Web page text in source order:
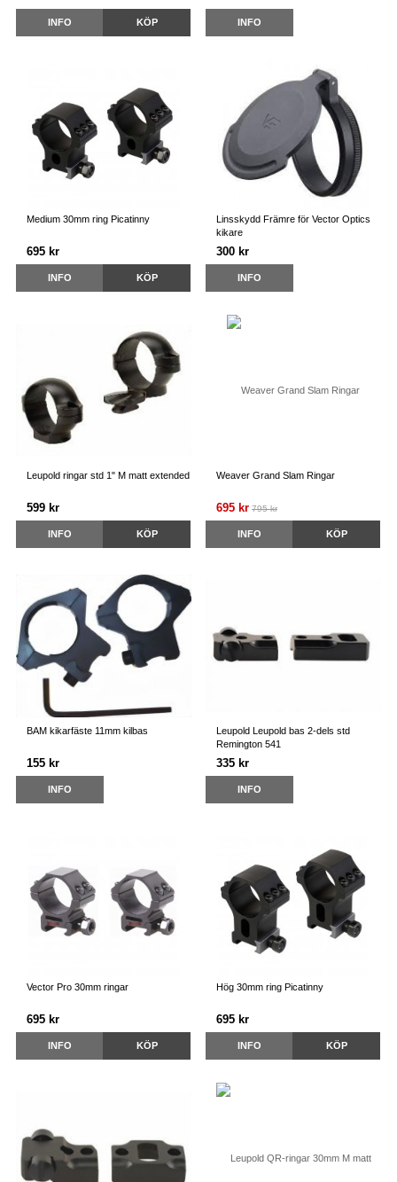
INFO KÖP INFO
Medium 30mm ring Picatinny
695 kr
INFO KÖP
Linsskydd Främre för Vector Optics
kikare
300 kr
INFO
Leupold ringar std 1" M matt extended
599 kr
INFO KÖP
Weaver Grand Slam Ringar
695 kr 795 kr
INFO KÖP
BAM kikarfäste 11mm kilbas
155 kr
INFO
Leupold Leupold bas 2-dels std
Remington 541
335 kr
INFO
Vector Pro 30mm ringar
695 kr
INFO KÖP
Hög 30mm ring Picatinny
695 kr
INFO KÖP